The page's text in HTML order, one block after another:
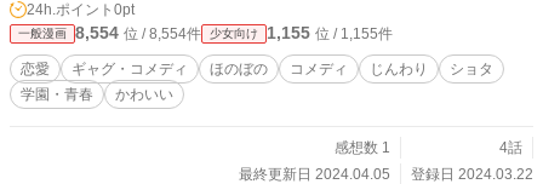
24h.ポイント 0pt
一般漫画 8,554 位 / 8,554件 少女向け 1,155 位 / 1,155件
恋愛 ギャグ・コメディ ほのぼの コメディ じんわり
ショタ
学園・青春
かわいい
感想数 1
4話
最終更新日 2024.04.05
登録日 2024.03.22